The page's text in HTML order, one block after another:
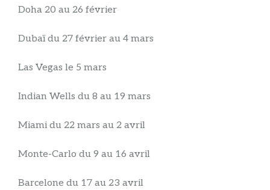
Doha 20 au 26 février
Dubaï du 27 février au 4 mars
Las Vegas le 5 mars
Indian Wells du 8 au 19 mars
Miami du 22 mars au 2 avril
Monte-Carlo du 9 au 16 avril
Barcelone du 17 au 23 avril